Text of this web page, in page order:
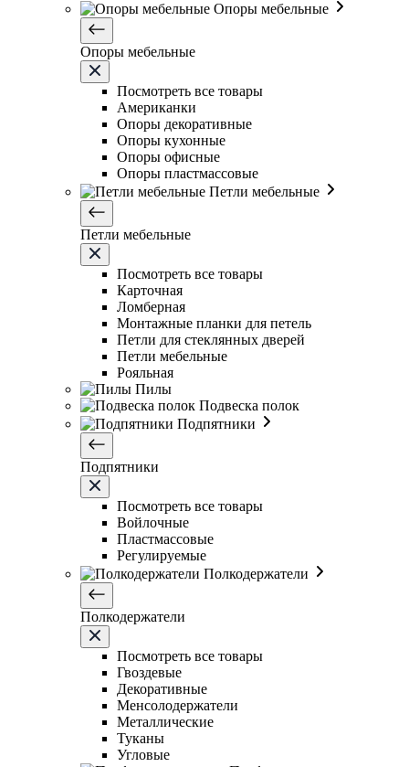
Опоры мебельные
Опоры мебельные
Посмотреть все товары
Американки
Опоры декоративные
Опоры кухонные
Опоры офисные
Опоры пластмассовые
Петли мебельные
Петли мебельные
Посмотреть все товары
Карточная
Ломберная
Монтажные планки для петель
Петли для стеклянных дверей
Петли мебельные
Рояльная
Пилы
Подвеска полок
Подпятники
Подпятники
Посмотреть все товары
Войлочные
Пластмассовые
Регулируемые
Полкодержатели
Полкодержатели
Посмотреть все товары
Гвоздевые
Декоративные
Менсолодержатели
Металлические
Туканы
Угловые